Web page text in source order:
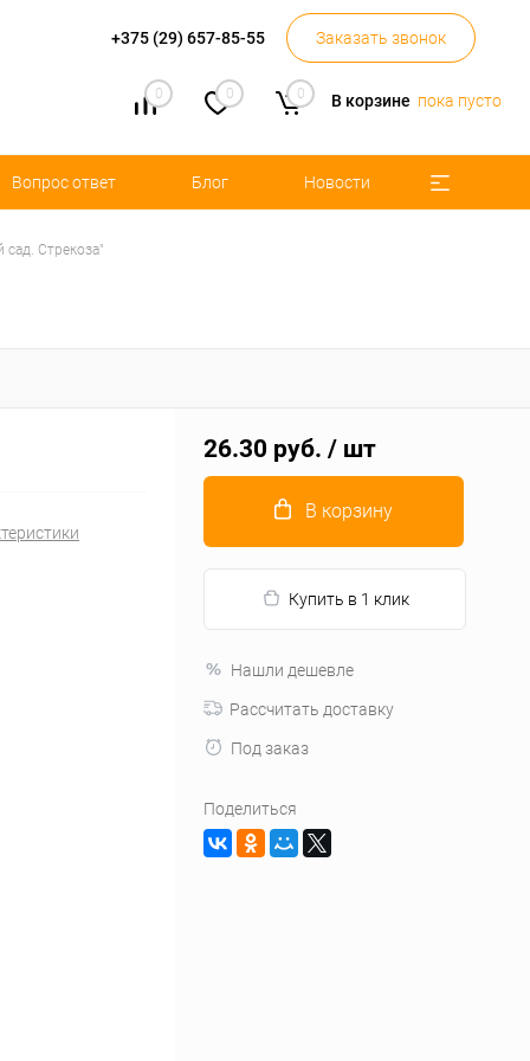
+375 (29) 657-85-55 Заказать звонок
0 0 0 В корзине пока пусто
Вопрос ответ Блог Новости
сад. Стрекоза"
26.30 руб. / шт
В корзину
Купить в 1 клик
Нашли дешевле
Рассчитать доставку
Под заказ
Поделиться